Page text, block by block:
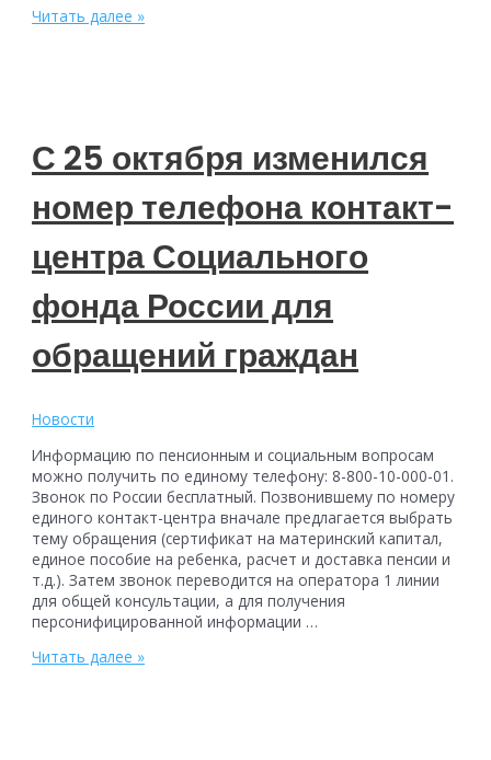
Изменились
уходу
за
детьми
—
Читать далее »
С 25 октября изменился
номер телефона контакт-
центра Социального
фонда России для
обращений граждан
Новости
Информацию по пенсионным и социальным вопросам
можно получить по единому телефону: 8-800-10-000-01.
Звонок по России бесплатный. Позвонившему по номеру
единого контакт-центра вначале предлагается выбрать
тему обращения (сертификат на материнский капитал,
единое пособие на ребенка, расчет и доставка пенсии и
т.д.). Затем звонок переводится на оператора 1 линии
для общей консультации, а для получения
персонифицированной информации …
С
Читать далее »